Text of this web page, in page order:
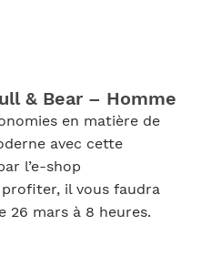
& Bear – Homme
en matière de
avec cette
l’e-shop
profiter, il vous faudra
26 mars à 8 heures.